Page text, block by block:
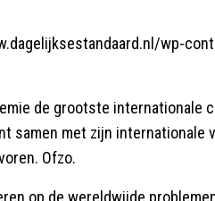
wp-
de grootste internationale
samen met zijn internationale
Ofzo.
op de wereldwijde